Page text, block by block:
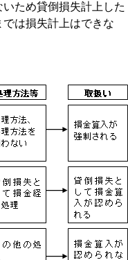
ため貸倒損失計上した
は損失計上はできな